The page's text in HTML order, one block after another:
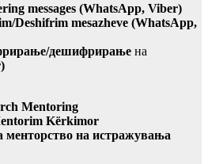
messages (WhatsApp, Viber)
Deshifrim mesazheve (WhatsApp,
дешифрирање на
Mentoring
Kërkimor
менторство на истражувања